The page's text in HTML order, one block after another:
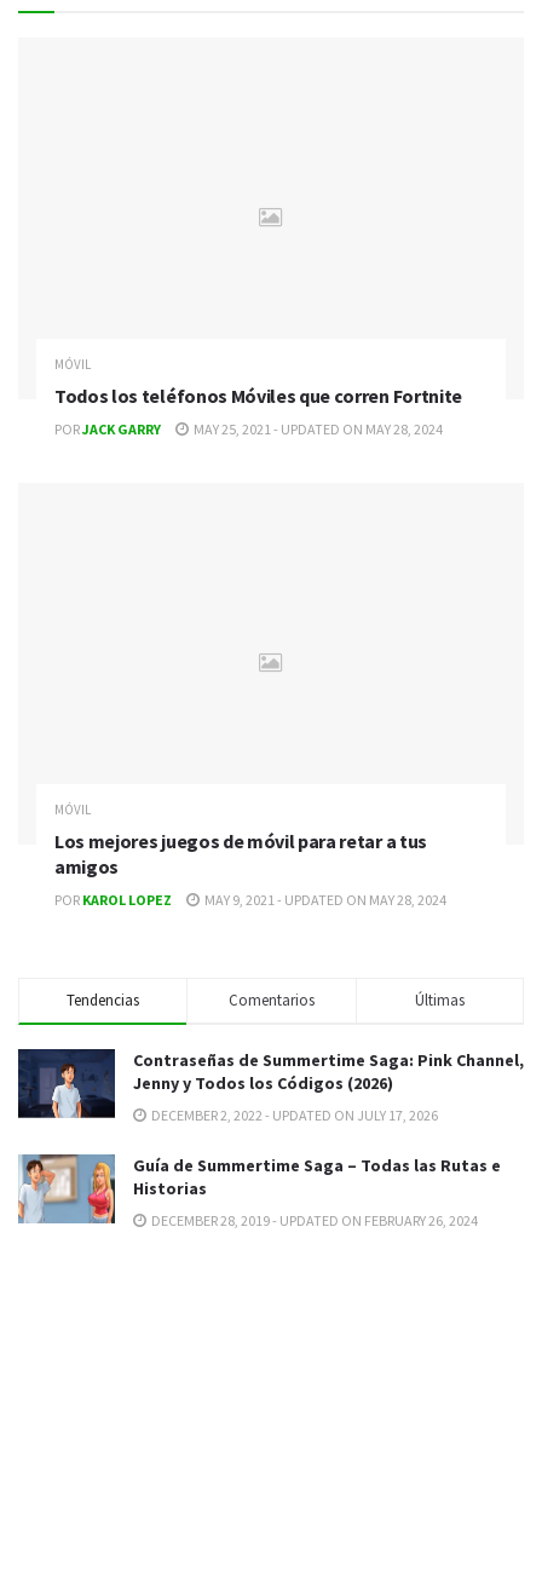
MÓVIL
Todos los teléfonos Móviles que corren Fortnite
PORJACK GARRY MAY 25, 2021 - UPDATED ON MAY 28, 2024
MÓVIL
Los mejores juegos de móvil para retar a tus
amigos
POR KAROL LOPEZ MAY 9, 2021 - UPDATED ON MAY 28, 2024
Tendencias Comentarios Últimas
Contraseñas de Summertime Saga: Pink Channel,
Jenny y Todos los Códigos (2026)
DECEMBER 2, 2022 - UPDATED ON JULY 17, 2026
Guía de Summertime Saga – Todas las Rutas e
Historias
DECEMBER 28, 2019 - UPDATED ON FEBRUARY 26, 2024